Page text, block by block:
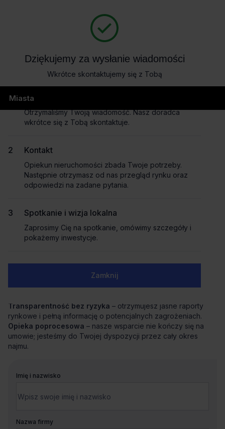
404
page not found
Miasta
wybrać biuro dopasowane do Twojej firmy.
Napisz do nas!
Płynny proces i oszczędność czasu
skoordynuje cały proces od analizy potrzeb po
przeprowadzkę.
bezpieczną umowę.
Wsparcie techniczne i aranżacyjne
definiujemy standard biura i pomagamy w jego
Transparentność bez ryzyka – otrzymujesz jasne raporty
rynkowe i pełną informację o potencjalnych zagrożeniach.
Opieka poprocesowa – nasze wsparcie nie kończy się na
umowie; jesteśmy do Twojej dyspozycji przez cały okres
najmu.
Imię i nazwisko
Nazwa firmy
Dziękujemy za wysłanie wiadomości
Wkrótce skontaktujemy się z Tobą
Wysłanie wiadomości
Otrzymaliśmy Twoją wiadomość. Nasz doradca
wkrótce się z Tobą skontaktuje.
Kontakt
Opiekun nieruchomości zbada Twoje potrzeby.
Następnie otrzymasz od nas przegląd rynku oraz
odpowiedzi na zadane pytania.
Spotkanie i wizja lokalna
Zaprosimy Cię na spotkanie, omówimy szczegóły i
pokażemy inwestycje.
Zamknij